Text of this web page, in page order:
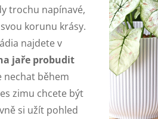
trochu napínavé,
korunu krásy.
najdete v
jaře probudit
nechat během
zimu chcete být
si užít pohled